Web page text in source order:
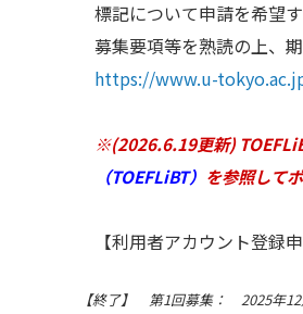
標記について申請を希望
募集要項等を熟読の上、
https://www.u-
※(2026.6.19更新)
（TOEFLiBT） を参照して
【利用者アカウント登録
【終了】 第1回募集： 2025年12